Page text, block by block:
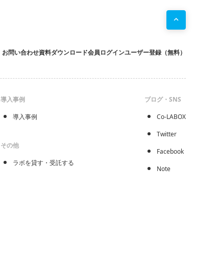
お問い合わせ資料ダウンロード会員ログインユーザー登録（無料）
導入事例
導入事例
その他
ラボを貸す・受託する
ブログ・SNS
Co-LABOX
Twitter
Facebook
Note